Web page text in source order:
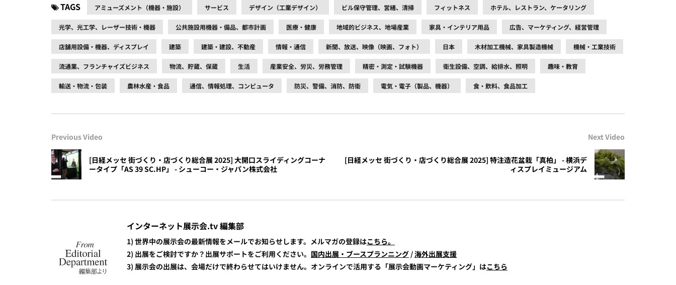
TAGS アミューズメント（機器・施設） サービス デザイン（工業デザイン） ビル保守管理、営繕、清掃 フィットネス ホテル、レストラン、ケータリング
光学、光工学、レーザー技術・機器 公共施設用機器・備品、都市計画 医療・健康 地域的ビジネス、地場産業 家具・インテリア用品 広告、マーケティング、経営管理
店舗用設備・機器、ディスプレイ 建築 建築・建設、不動産 情報・通信 新聞、放送、映像（映画、フォト） 日本 木材加工機械、家具製造機械 機械・工業技術
流通業、フランチャイズビジネス 物流、貯蔵、保蔵 生活 産業安全、労災、労務管理 精密・測定・試験機器 衛生設備、空調、給排水、照明 趣味・教育
輸送・物流・包装 農林水産・食品 通信、情報処理、コンピュータ 防災、警備、消防、防衛 電気・電子（製品、機器） 食・飲料、食品加工
Previous Video
[日経メッセ 街づくり・店づくり総合展 2025] 大開口スライディングコーナ
ータイプ「AS 39 SC.HP」 - シューコー・ジャパン株式会社
Next Video
[日経メッセ 街づくり・店づくり総合展 2025] 特注造花盆栽「真柏」 - 横浜デ
ィスプレイミュージアム
インターネット展示会.tv 編集部
1) 世界中の展示会の最新情報をメールでお知らせします。メルマガの登録はこちら。
2) 出展をご検討ですか？出展サポートをご利用ください。 国内出展・ブースプランニング /海外出展支援
3) 展示会の出展は、会場だけで終わらせてはいけません。オンラインで活用する「展示会動画マーケティング」はこちら